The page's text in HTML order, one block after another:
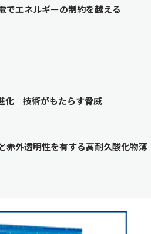
でエネルギーの制約を越える
化 技術がもたらす脅威
赤外透明性を有する高耐久酸化物薄